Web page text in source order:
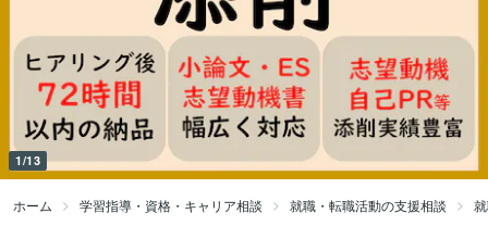
1/13
ホーム 学習指導・資格・キャリア相談 就職・転職活動の支援相談